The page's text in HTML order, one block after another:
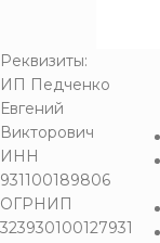
Реквизиты:
ИП Педченко
Евгений
Викторович
ИНН
931100189806
ОГРНИП
323930100127931